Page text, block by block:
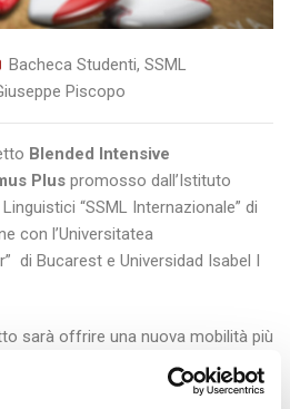
Bacheca Studenti, SSML
Piscopo
Blended Intensive
Plus promosso dall’Istituto
“SSML Internazionale” di
con l’Universitatea
di Bucarest e Universidad Isabel I
sarà offrire una nuova mobilità più
realizzando uno scambio di
e collaborativo e un